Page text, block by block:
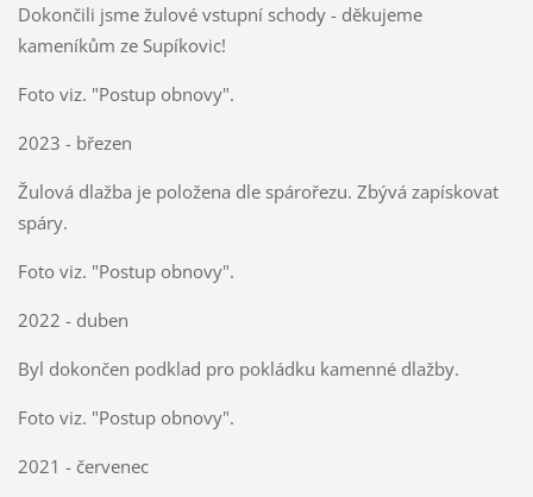
Dokončili jsme žulové vstupní schody - děkujeme
kameníkům ze Supíkovic!
Foto viz. "Postup obnovy".
2023 - březen
Žulová dlažba je položena dle spárořezu. Zbývá zapískovat
spáry.
Foto viz. "Postup obnovy".
2022 - duben
Byl dokončen podklad pro pokládku kamenné dlažby.
Foto viz. "Postup obnovy".
2021 - červenec